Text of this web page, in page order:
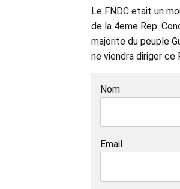
Le FNDC etait un
de la 4eme Rep.
majorite du peuple
ne viendra diriger ce
Nom
Email